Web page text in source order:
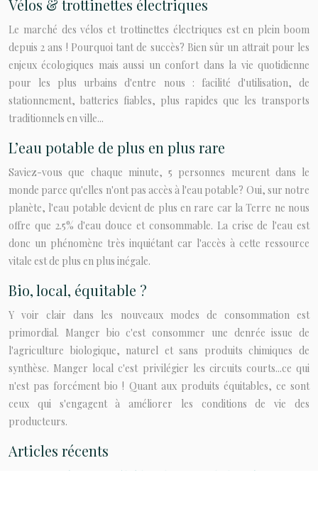
Vélos & trottinettes électriques
Le marché des vélos et trottinettes électriques est en plein boom
depuis 2 ans ! Pourquoi tant de succès? Bien sûr un attrait pour les
enjeux écologiques mais aussi un confort dans la vie quotidienne
pour les plus urbains d'entre nous : facilité d'utilisation, de
stationnement, batteries fiables, plus rapides que les transports
traditionnels en ville...
L’eau potable de plus en plus rare
Saviez-vous que chaque minute, 5 personnes meurent dans le
monde parce qu'elles n'ont pas accès à l'eau potable? Oui, sur notre
planète, l'eau potable devient de plus en rare car la Terre ne nous
offre que 2.5% d'eau douce et consommable. La crise de l'eau est
donc un phénomène très inquiétant car l'accès à cette ressource
vitale est de plus en plus inégale.
Bio, local, équitable ?
Y voir clair dans les nouveaux modes de consommation est
primordial. Manger bio c'est consommer une denrée issue de
l'agriculture biologique, naturel et sans produits chimiques de
synthèse. Manger local c'est privilégier les circuits courts...ce qui
n'est pas forcément bio ! Quant aux produits équitables, ce sont
ceux qui s'engagent à améliorer les conditions de vie des
producteurs.
Articles récents
Comment intégrer un poêle à bois dans un mode de vie éco-